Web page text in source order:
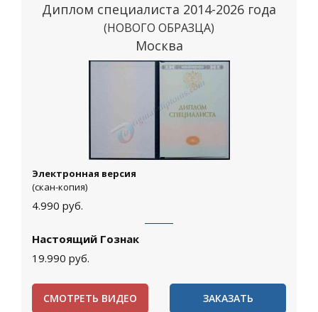
Диплом специалиста 2014-2026 года
(НОВОГО ОБРАЗЦА)
Москва
Электронная версия
(скан-копия)
4.990 руб.
Настоящий Гознак
19.990 руб.
СМОТРЕТЬ ВИДЕО ЗАКАЗАТЬ